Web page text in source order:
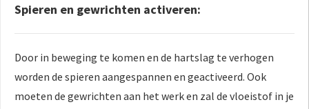
Spieren en gewrichten activeren:
Door in beweging te komen en de hartslag te verhogen
worden de spieren aangespannen en geactiveerd. Ook
moeten de gewrichten aan het werk en zal de vloeistof in je